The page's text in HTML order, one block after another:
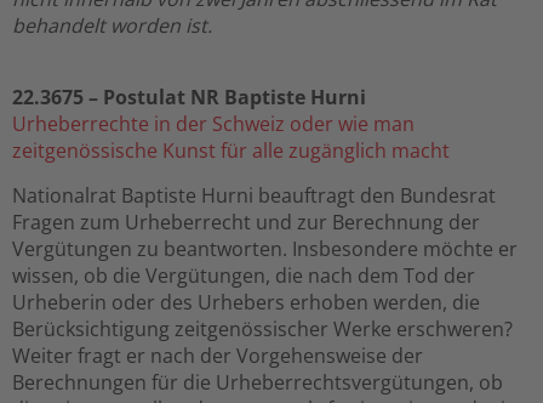
behandelt worden ist.
22.3675– Postulat NR Baptiste Hurni
Urheberrechte in der Schweiz oder wie man
zeitgenössische Kunst für alle zugänglich macht
Nationalrat Baptiste Hurni beauftragt den Bundesrat
Fragen zum Urheberrecht und zur Berechnung der
Vergütungen zu beantworten. Insbesondere möchte er
wissen, ob die Vergütungen, die nach dem Tod der
Urheberin oder des Urhebers erhoben werden, die
Berücksichtigung zeitgenössischer Werke erschweren?
Weiter fragt er nach der Vorgehensweise der
Berechnungen für die Urheberrechtsvergütungen, ob